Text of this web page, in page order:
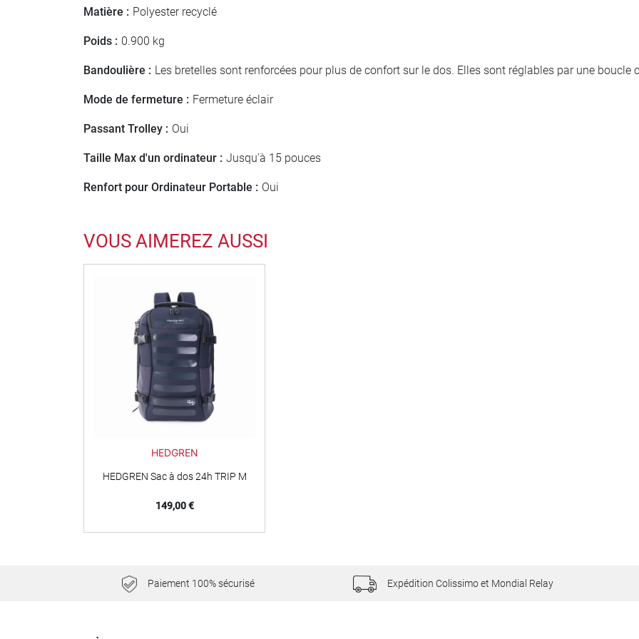
Matière : Polyester recyclé
Poids : 0.900 kg
Bandoulière : Les bretelles sont renforcées pour plus de confort sur le dos. Elles sont réglables par une boucle
Mode de fermeture : Fermeture éclair
Passant Trolley : Oui
Taille Max d'un ordinateur : Jusqu'à 15 pouces
Renfort pour Ordinateur Portable : Oui
VOUS AIMEREZ AUSSI
Marine
HEDGREN
HEDGREN Sac à dos 24h TRIP M
Prix
149,00 €
Paiement 100% sécurisé Expédition Colissimo et Mondial Relay